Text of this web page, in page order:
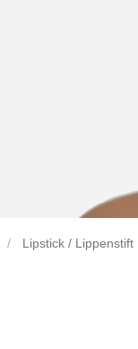
Lipstick / Lippenstift